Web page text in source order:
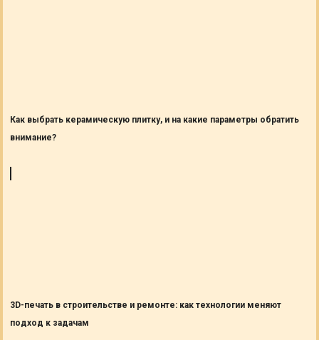
Как выбрать керамическую плитку, и на какие параметры обратить
внимание?
3D-печать в строительстве и ремонте: как технологии меняют
подход к задачам